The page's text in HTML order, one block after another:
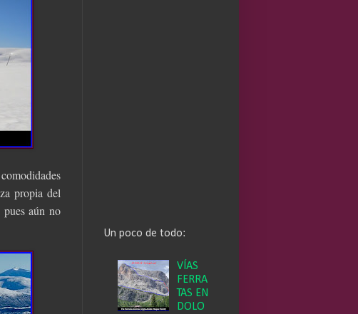
propia del
pues aún no
Un poco de todo:
VÍAS
FERRA
TAS EN
DOLO